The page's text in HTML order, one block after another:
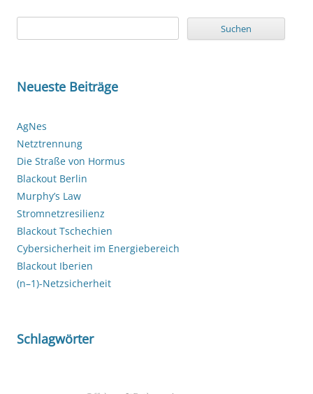
nach:
Neueste Beiträge
AgNes
Netztrennung
Die Straße von Hormus
Blackout Berlin
Murphy’s Law
Stromnetzresilienz
Blackout Tschechien
Cybersicherheit im Energiebereich
Blackout Iberien
(n–1)-Netzsicherheit
Schlagwörter